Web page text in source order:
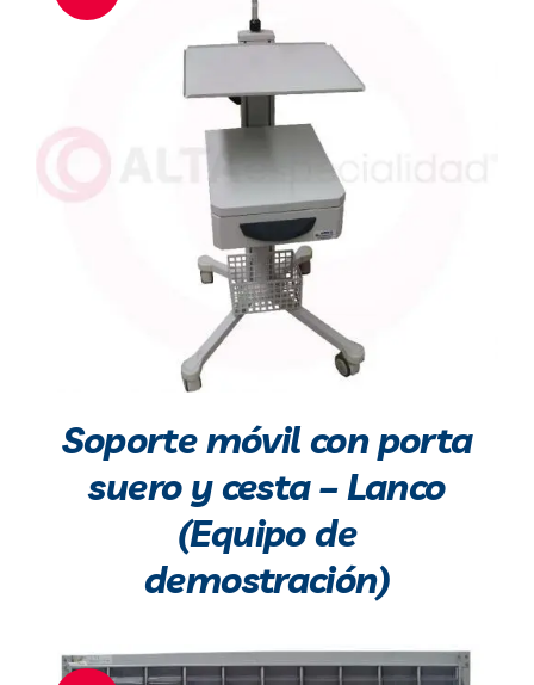
Soporte móvil con porta
suero y cesta – Lanco
(Equipo de
demostración)